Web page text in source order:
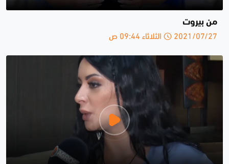
من بيروت
2021/07/27 الثلاثاء 09:44 ص